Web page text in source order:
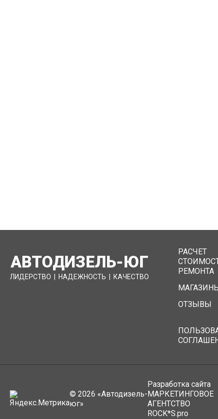
АВТОДИЗЕЛЬ-ЮГ
ЛИДЕРСТВО НАДЕЖНОСТЬ КАЧЕСТВО
РАСЧЕТ
РЕМОНТА
ОТЗЫВЫ
© 2026 «Автодизель-
юг»
Разработка сайта
МАРКЕТИНГОВОЕ
АГЕНТСТВО
ROCK*S.pro